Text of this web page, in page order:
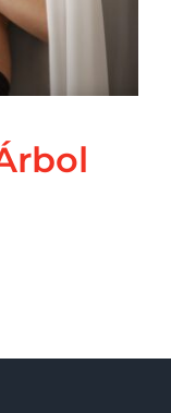
Principal